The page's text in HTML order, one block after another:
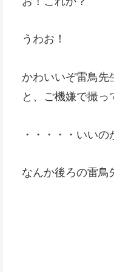
うわお！
かわいいぞ雷鳥先
と、ご機嫌で撮っ
・・・・・いいの
なんか後ろの雷鳥